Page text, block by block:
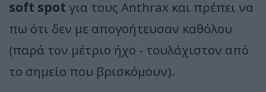
soft spot για τους Anthrax και πρέπει να
πω ότι δεν με απογοήτευσαν καθόλου
(παρά τον μέτριο ήχο - τουλάχιστον από
το σημείο που βρισκόμουν).